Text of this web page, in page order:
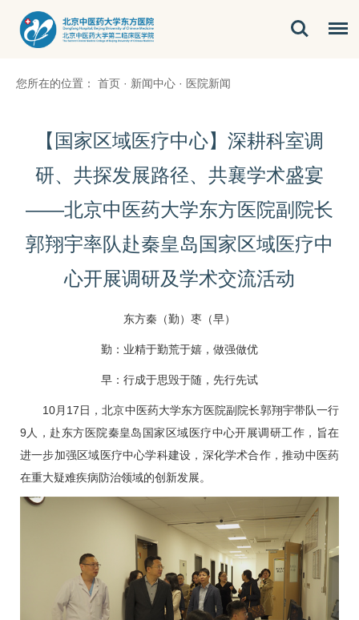
您所在的位置： 首页 · 新闻中心 · 医院新闻
【国家区域医疗中心】深耕科室调
研、共探发展路径、共襄学术盛宴
——北京中医药大学东方医院副院长
郭翔宇率队赴秦皇岛国家区域医疗中
心开展调研及学术交流活动
东方秦（勤）枣（早）
勤：业精于勤荒于嬉，做强做优
早：行成于思毁于随，先行先试
10月17日，北京中医药大学东方医院副院长郭翔宇带队一行
9人，赴东方医院秦皇岛国家区域医疗中心开展调研工作，旨在
进一步加强区域医疗中心学科建设，深化学术合作，推动中医药
在重大疑难疾病防治领域的创新发展。